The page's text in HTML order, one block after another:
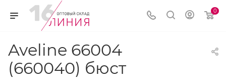
0
Aveline 66004
(660040) бюст